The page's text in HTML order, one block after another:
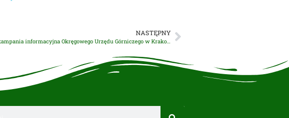
NASTĘPNY
#StopNielegalnejEksploatacji – kampania informacyjna Okręgowego Urzędu Górniczego w Krakowie